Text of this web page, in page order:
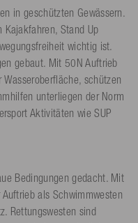
in geschützten Gewässern.
Stand Up
wichtig ist.
gebaut. Mit 50N Auftrieb
schützen
unterliegen der Norm
Aktivitäten wie SUP
Bedingungen gedacht. Mit
als Schwimmwesten
Rettungswesten sind